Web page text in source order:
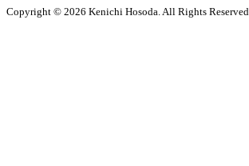
Copyright © 2026 Kenichi Hosoda. All Rights Reserved.